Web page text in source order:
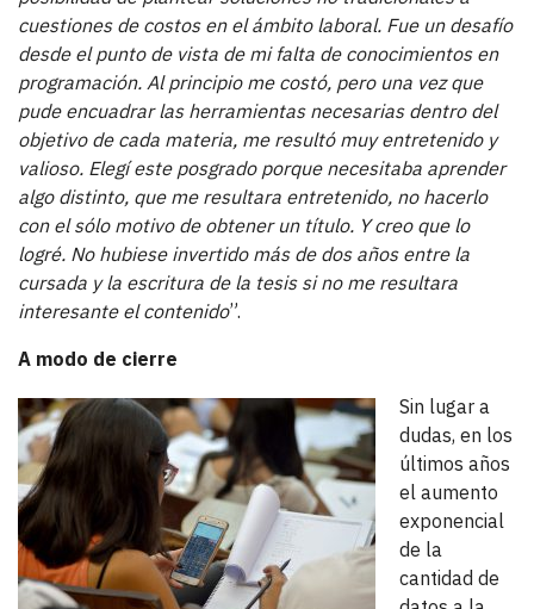
cuestiones de costos en el ámbito laboral. Fue un desafío
desde el punto de vista de mi falta de conocimientos en
programación. Al principio me costó, pero una vez que
pude encuadrar las herramientas necesarias dentro del
objetivo de cada materia, me resultó muy entretenido y
valioso. Elegí este posgrado porque necesitaba aprender
algo distinto, que me resultara entretenido, no hacerlo
con el sólo motivo de obtener un título. Y creo que lo
logré. No hubiese invertido más de dos años entre la
cursada y la escritura de la tesis si no me resultara
interesante el contenido”.
A modo de cierre
Sin lugar a
dudas, en los
últimos años
el aumento
exponencial
de la
cantidad de